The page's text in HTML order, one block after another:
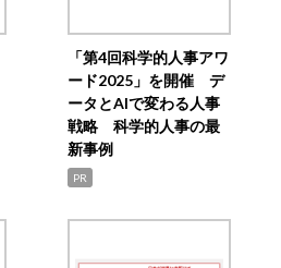
「第4回科学的人事アワ
ード2025」を開催 デ
ータとAIで変わる人事
戦略 科学的人事の最
新事例
PR